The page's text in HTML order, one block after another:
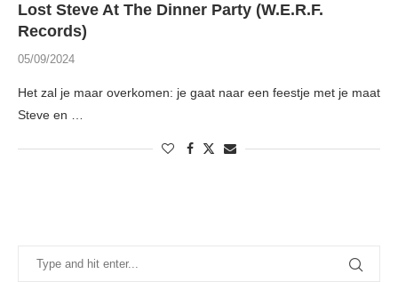
Lost Steve At The Dinner Party (W.E.R.F.
Records)
05/09/2024
Het zal je maar overkomen: je gaat naar een feestje met je maat
Steve en …